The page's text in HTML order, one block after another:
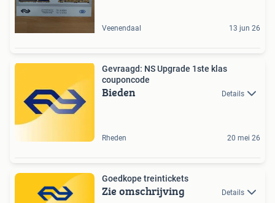
Veenendaal 13 jun 26
Gevraagd: NS Upgrade 1ste klas
couponcode
Bieden Details
Rheden 20 mei 26
Goedkope treintickets
Zie omschrijving Details